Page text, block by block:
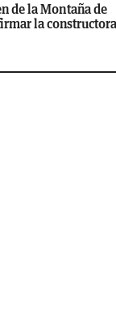
de la Montaña de
la constructora